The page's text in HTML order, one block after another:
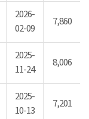
2026-
02-09
7,860
2025-
11-24
8,006
2025-
10-13
7,201